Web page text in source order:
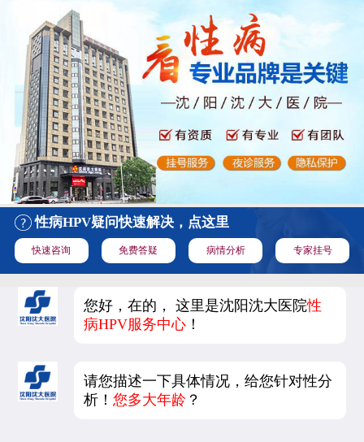
性病HPV疑问快速解决，点这里
快速咨询 免费答疑 病情分析 专家挂号
您好，在的， 这里是沈阳沈大医院性
病HPV服务中心 ！
请您描述一下具体情况，给您针对性分
析！您多大年龄 ？